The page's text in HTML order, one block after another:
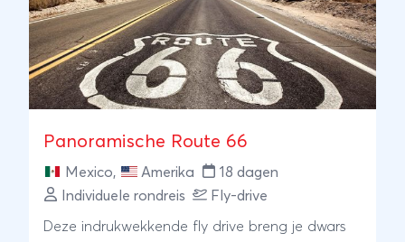
Panoramische Route 66
Mexico, Amerika
18 dagen
Individuele rondreis
Fly-drive
Deze indrukwekkende fly drive breng je dwars